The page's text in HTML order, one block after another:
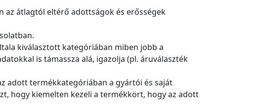
az átlagtól eltérő adottságok és erősségek
kiválasztott kategóriában miben jobb a
is támassza alá, igazolja (pl. áruválaszték
adott termékkategóriában a gyártói és saját
hogy kiemelten kezeli a termékkört, hogy az adott